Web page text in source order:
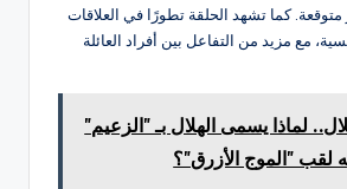
كما تشهد الحلقة تطورًا في العلاقات
مع مزيد من التفاعل بين أفراد العائلة
لماذا يسمى الهلال بـ "الزعيم"
لقب "الموج الأزرق"؟